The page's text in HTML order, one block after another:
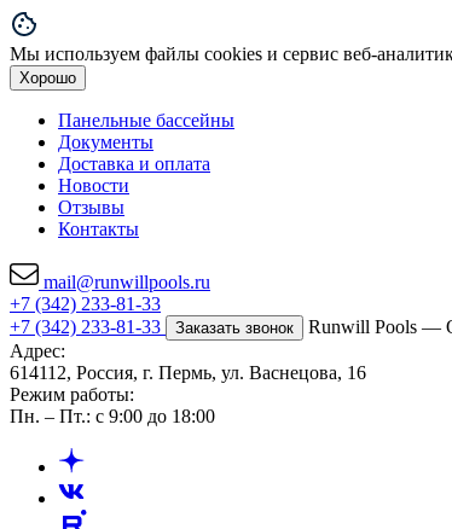
Мы используем файлы cookies и сервис веб-
Хорошо
Панельные бассейны
Документы
Доставка и оплата
Новости
Отзывы
Контакты
mail@runwillpools.ru
+7 (342) 233-81-33
+7 (342) 233-81-33
Заказать звонок
Runwill Pools —
Адрес:
614112, Россия, г. Пермь, ул. Васнецова, 16
Режим работы:
Пн. – Пт.: с 9:00 до 18:00